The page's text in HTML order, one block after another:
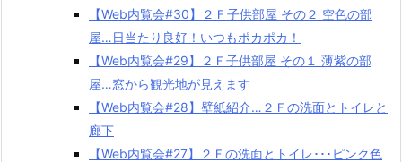
【Web内覧会#30】２Ｆ子供部屋 その２ 空色の部
屋…日当たり良好！いつもポカポカ！
【Web内覧会#29】２Ｆ子供部屋 その１ 薄紫の部
屋…窓から観光地が見えます
【Web内覧会#28】壁紙紹介…２Ｆの洗面とトイレと
廊下
【Web内覧会#27】２Ｆの洗面とトイレ･･･ピンク色